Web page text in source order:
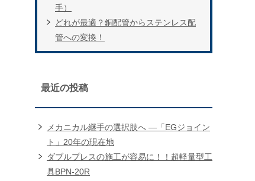
テンレスパイプ・モルコカバー
手）
どれが最適？銅配管からステンレス配
管への変換！
最近の投稿
メカニカル継手の選択肢へ ―「EGジョイン
ト」20年の現在地
ダブルプレスの施工が容易に！！超軽量型工
具BPN-20R